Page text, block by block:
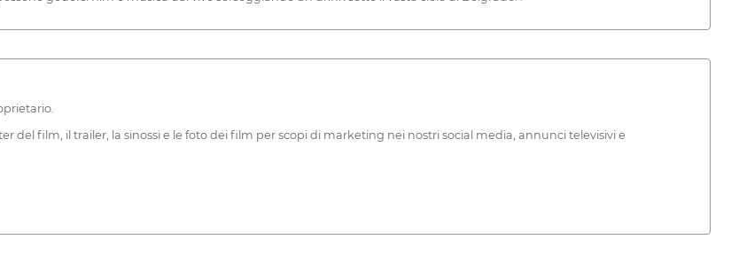
del film, il trailer, la sinossi e le foto dei film per scopi di marketing nei nostri social media, annunci televisivi e